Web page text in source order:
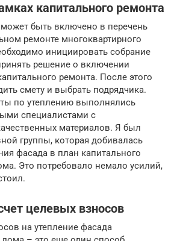
капитального ремонта
быть включено в перечень
ремонте многоквартирного
инициировать собрание
решение о включении
ремонта. После этого
смету и выбрать подрядчика.
по утеплению выполнялись
специалистами с
материалов. Я был
группы, которая добивалась
фасада в план капитального
Это потребовало немало усилий,
целевых взносов
на утепление фасада